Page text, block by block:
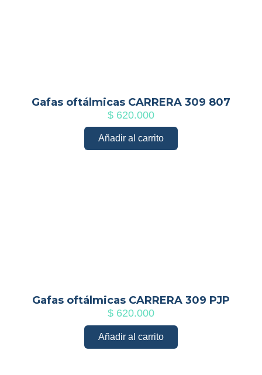
Gafas oftálmicas CARRERA 309 807
$ 620.000
Añadir al carrito
Gafas oftálmicas CARRERA 309 PJP
$ 620.000
Añadir al carrito